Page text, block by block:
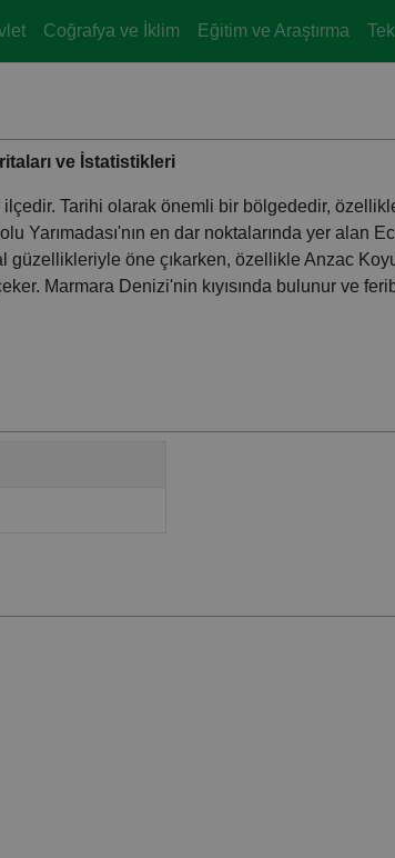
Coğrafya ve İklim Eğitim ve Araştırma
ve İstatistikleri
Tarihi olarak önemli bir bölgededir,
Yarımadası'nın en dar noktalarında yer alan
güzellikleriyle öne çıkarken, özellikle Anzac
Marmara Denizi'nin kıyısında bulunur ve